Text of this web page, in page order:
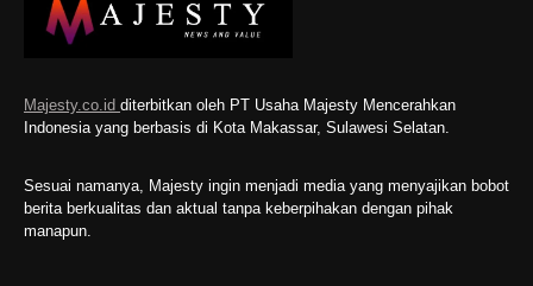
Majesty.co.id diterbitkan oleh PT Usaha Majesty Mencerahkan
Indonesia yang berbasis di Kota Makassar, Sulawesi Selatan.
Sesuai namanya, Majesty ingin menjadi media yang menyajikan bobot
berita berkualitas dan aktual tanpa keberpihakan dengan pihak
manapun.